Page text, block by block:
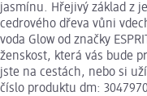
jasmínu. Hřejivý základ z
cedrového dřeva vůni
voda Glow od značky
ženskost, která vás bude
jste na cestách, nebo si
číslo produktu dm: